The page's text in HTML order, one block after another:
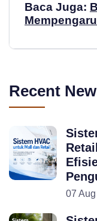
Baca Juga:
Recent
07